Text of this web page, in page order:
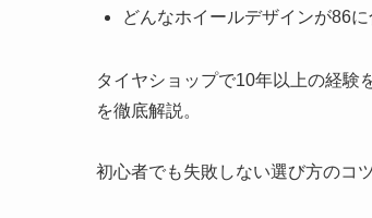
どんなホイールデザインが86に
タイヤショップで10年以上の経験
を徹底解説。
初心者でも失敗しない選び方のコ